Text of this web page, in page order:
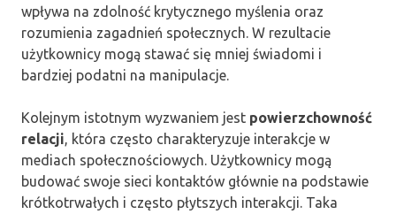
wpływa na zdolność krytycznego myślenia oraz
rozumienia zagadnień społecznych. W rezultacie
użytkownicy mogą stawać się mniej świadomi i
bardziej podatni na manipulacje.
Kolejnym istotnym wyzwaniem jest powierzchowność
relacji, która często charakteryzuje interakcje w
mediach społecznościowych. Użytkownicy mogą
budować swoje sieci kontaktów głównie na podstawie
krótkotrwałych i często płytszych interakcji. Taka